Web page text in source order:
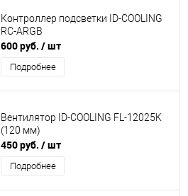
Контроллер подсветки ID-COOLING
RC-ARGB
600 руб. / шт
Подробнее
Вентилятор ID-COOLING FL-12025K
(120 мм)
450 руб. / шт
Подробнее